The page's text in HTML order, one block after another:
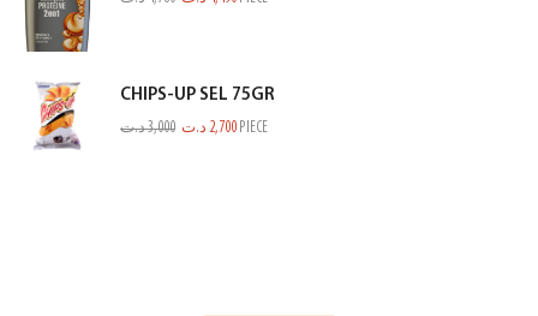
CHIPS-UP SEL 75GR
3,000د.ت 2,700 د.ت PIECE